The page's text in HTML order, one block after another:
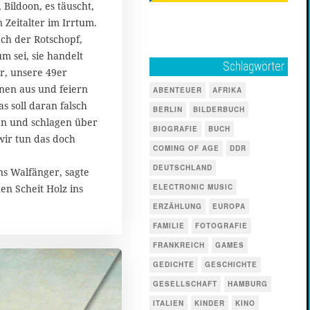
es täuscht,
Zeitalter im Irrtum.
der Rotschopf,
sei, sie handelt
unsere 49er
aus und feiern
soll daran falsch
und schlagen über
tun das doch
Walfänger, sagte
Scheit Holz ins
Schlagwörter
ABENTEUER
AFRIKA
BERLIN
BILDERBUCH
BIOGRAFIE
BUCH
COMING OF AGE
DDR
DEUTSCHLAND
ELECTRONIC MUSIC
ERZÄHLUNG
EUROPA
FAMILIE
FOTOGRAFIE
FRANKREICH
GAMES
GEDICHTE
GESCHICHTE
GESELLSCHAFT
HAMBURG
ITALIEN
KINDER KINO